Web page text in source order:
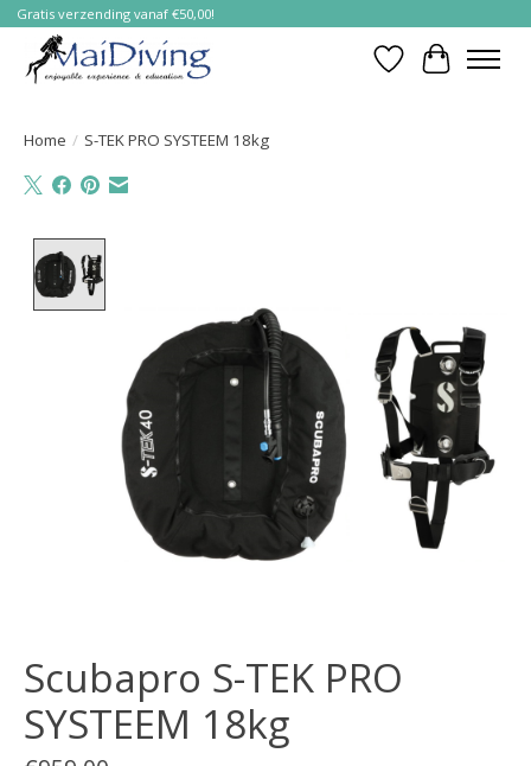
Gratis verzending vanaf €50,00!
Verlanglijst
Home / S-TEK PRO SYSTEEM 18kg
Scubapro S-TEK PRO
SYSTEEM 18kg